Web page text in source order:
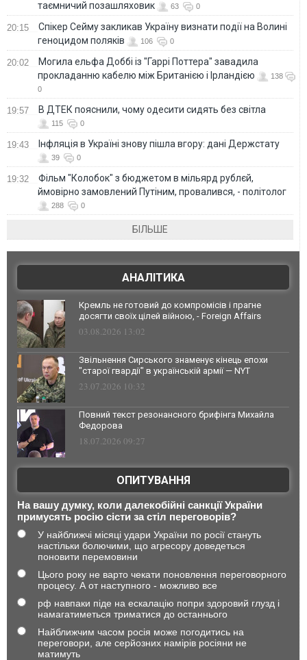
таємничий позашляховик 63 0
20:15
Спікер Сейму закликав Україну визнати події на Волині
геноцидом поляків
106 0
20:02
Могила ельфа Доббі із "Гаррі Поттера" завадила
прокладанню кабелю між Британією і Ірландією
138
0
19:57 В ДТЕК пояснили, чому одесити сидять без світла
115 0
19:43 Інфляція в Україні знову пішла вгору: дані Держстату
39 0
19:32
Фільм "Колобок" з бюджетом в мільярд рублєй,
ймовірно замовлений Путіним, провалився, - політолог
288 0
БІЛЬШЕ
АНАЛІТИКА
Кремль не готовий до компромісів і прагне
досягти своїх цілей війною, - Foreign Affairs
03.08.2026 13:02
Звільнення Сирського знаменує кінець епохи
"старої гвардії" в українській армії — NYT
23.07.2026 10:32
Повний текст резонансного брифінга Михайла
Федорова
18.07.2026 09:27
ОПИТУВАННЯ
На вашу думку, коли далекобійні санкції України
примусять росію сісти за стіл переговорів?
У найближчі місяці удари України по росії стануть
настільки болючими, що агресору доведеться
поновити перемовини
Цього року не варто чекати поновлення переговорного
процесу. А от наступного - можливо все
рф навпаки піде на ескалацію попри здоровий глузд і
намагатиметься триматися до останнього
Найближчим часом росія може погодитись на
переговори, але серйозних намірів росіяни не
матимуть